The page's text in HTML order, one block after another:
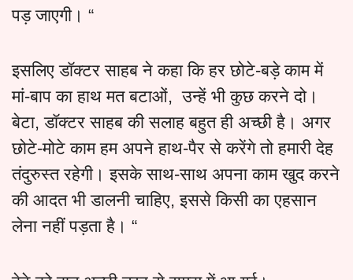
पड़ जाएगी। “
इसलिए डॉक्टर साहब ने कहा कि हर छोटे-बड़े काम में
मां-बाप का हाथ मत बटाओं, उन्हें भी कुछ करने दो।
बेटा, डॉक्टर साहब की सलाह बहुत ही अच्छी है। अगर
छोटे-मोटे काम हम अपने हाथ-पैर से करेंगे तो हमारी देह
तंदुरुस्त रहेगी। इसके साथ-साथ अपना काम खुद करने
की आदत भी डालनी चाहिए, इससे किसी का एहसान
लेना नहीं पड़ता है। “